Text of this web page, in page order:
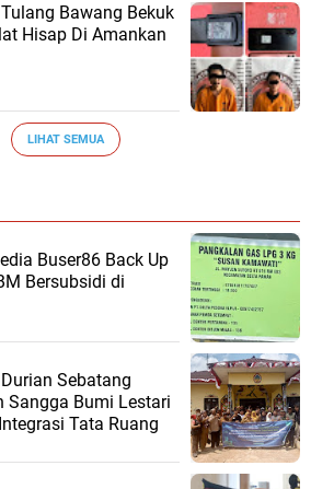
Bawang Bekuk
Hisap Di Amankan
LIHAT SEMUA
Buser86 Back Up
Bersubsidi di
Sebatang
Sangga Bumi Lestari
Tata Ruang